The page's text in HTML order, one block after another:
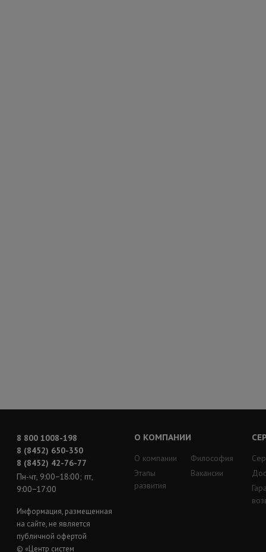
8 800 1008-198
8 (8452) 650-350
8 (8452) 42-76-77
Пн-чт, 9:00−18:00; пт,
9:00−17:00
Информация, размещенная
на сайте, не является
публичной офертой
© «Центр систем
О КОМПАНИИ
О компании
Этапы
развития
Философия
Вакансии